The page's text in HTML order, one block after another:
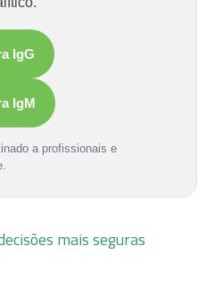
IgG
IgM
a profissionais e
mais seguras